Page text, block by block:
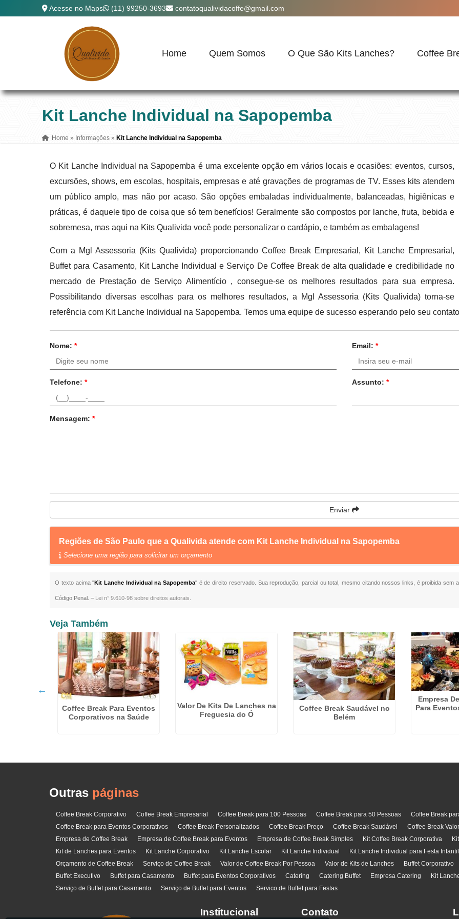
Acesse no Maps (11) 99250-3693 contatoqualividacoffe@gmail.com
Home Quem Somos O Que São Kits Lanches? Coffee
Kit Lanche Individual na Sapopemba
Home » Informações » Kit Lanche Individual na Sapopemba
O Kit Lanche Individual na Sapopemba é uma excelente opção em vários locais e ocasiões: eventos, cursos,
excursões, shows, em escolas, hospitais, empresas e até gravações de programas de TV. Esses kits atendem
um público amplo, mas não por acaso. São opções embaladas individualmente, balanceadas, higiênicas e
práticas, é daquele tipo de coisa que só tem benefícios! Geralmente são compostos por lanche, fruta, bebida e
sobremesa, mas aqui na Kits Qualivida você pode personalizar o cardápio, e também as embalagens!
Com a Mgl Assessoria (Kits Qualivida) proporcionando Coffee Break Empresarial, Kit Lanche Empresarial,
Buffet para Casamento, Kit Lanche Individual e Serviço De Coffee Break de alta qualidade e credibilidade no
mercado de Prestação de Serviço Alimentício , consegue-se os melhores resultados para sua empresa.
Possibilitando diversas escolhas para os melhores resultados, a Mgl Assessoria (Kits Qualivida) torna-se
referência com Kit Lanche Individual na Sapopemba. Temos uma equipe de sucesso esperando pelo seu
Nome:* Email: *
Telefone:* Assunto: *
Mensagem:*
Enviar
Regiões de São Paulo que a Qualivida atende com Kit Lanche Individual na Sapopemba
Selecione uma região para solicitar um orçamento
O texto acima "Kit Lanche Individual na Sapopemba" é de direito reservado. Sua reprodução, parcial ou total, mesmo citando nossos links, é proibida
Código Penal. – Lei n° 9.610-98 sobre direitos autorais
Veja Também
Coffee Break Para Eventos
Corporativos na Saúde
Valor De Kits De Lanches na
Freguesia do Ó
Coffee Break Saudável no
Belém
Empresa
Para
Outras páginas
Coffee Break Corporativo Coffee Break Empresarial Coffee Break para 100 Pessoas Coffee Break para 50 Pessoas
Coffee Break
Coffee Break para Eventos Corporativos
Coffee Break Personalizados Coffee Break Preço Coffee Break Saudável
Coffee Break Valor
Empresa de Coffee Break
Empresa de Coffee Break para Eventos Empresa de Coffee Break Simples Kit Coffee Break Corporativa
Kit de Lanches para Eventos
Kit Lanche Corporativo Kit Lanche Escolar Kit Lanche Individual
Kit Lanche Individual para Festa
Orçamento de Coffee Break
Serviço de Coffee Break Valor de Coffee Break Por Pessoa Valor de Kits de Lanches
Buffet Corporativo
Buffet Executivo
Buffet para Casamento Buffet para Eventos Corporativos Catering Catering Buffet Empresa Catering
Kit
Serviço de Buffet para Casamento
Serviço de Buffet para Eventos Servico de Buffet para Festas
Institucional Contato